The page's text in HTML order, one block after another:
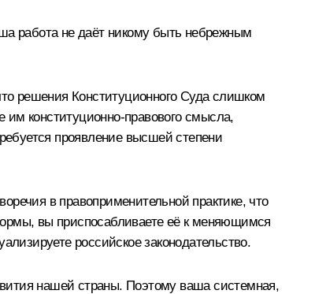
работа не даёт никому быть небрежным
решения Конституционного Суда слишком
им конституционно-правового смысла,
проявление высшей степени
в правоприменительной практике, что
вы приспосабливаете её к меняющимся
российское законодательство.
нашей страны. Поэтому ваша системная,